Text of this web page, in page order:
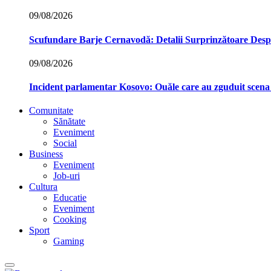
09/08/2026
Scufundare Barje Cernavodă: Detalii Surprinzătoare
09/08/2026
Incident parlamentar Kosovo: Ouăle care au zguduit
Comunitate
Sănătate
Eveniment
Social
Business
Eveniment
Job-uri
Cultura
Educatie
Eveniment
Cooking
Sport
Gaming